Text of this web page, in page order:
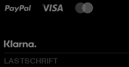
LASTSCHRIFT